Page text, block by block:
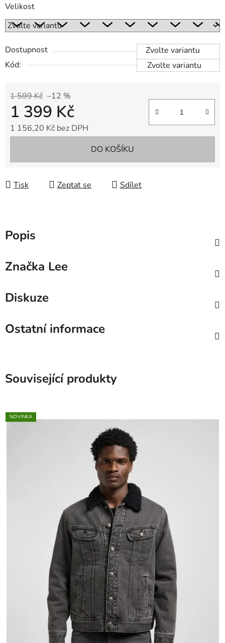
Velikost
Dostupnost
Zvolte variantu
Kód:
Zvolte variantu
1 599 Kč –12 %
1 399 Kč
1 156,20 Kč bez DPH
DO KOŠÍKU
Tisk Zeptat se Sdílet
Popis
Značka Lee
Diskuze
Ostatní informace
Související produkty
NOVINKA